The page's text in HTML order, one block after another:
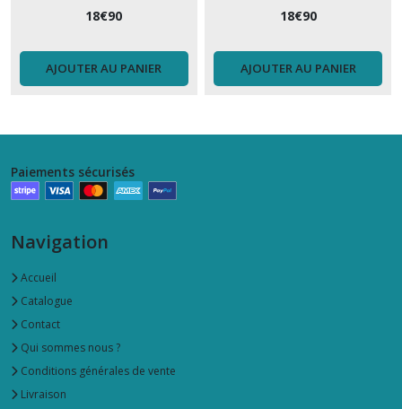
18€90
AJOUTER AU PANIER
18€90
AJOUTER AU PANIER
Paiements sécurisés
Navigation
Accueil
Catalogue
Contact
Qui sommes nous ?
Conditions générales de vente
Livraison